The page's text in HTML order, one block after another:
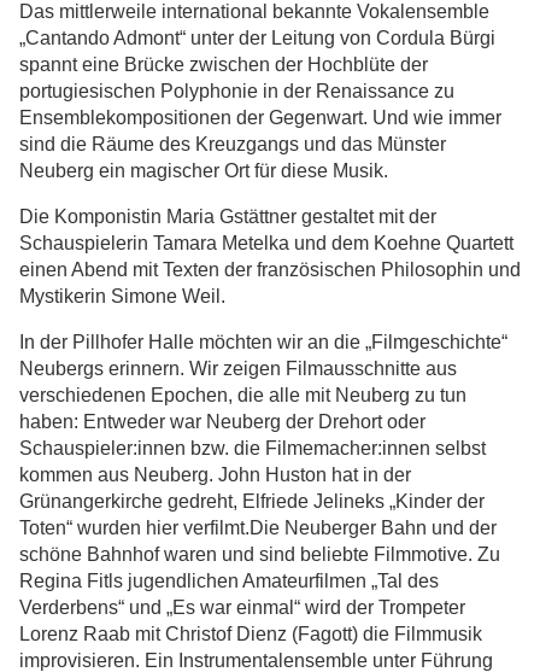
Das mittlerweile international bekannte Vokalensemble
„Cantando Admont“ unter der Leitung von Cordula Bürgi
spannt eine Brücke zwischen der Hochblüte der
portugiesischen Polyphonie in der Renaissance zu
Ensemblekompositionen der Gegenwart. Und wie immer
sind die Räume des Kreuzgangs und das Münster
Neuberg ein magischer Ort für diese Musik.
Die Komponistin Maria Gstättner gestaltet mit der
Schauspielerin Tamara Metelka und dem Koehne Quartett
einen Abend mit Texten der französischen Philosophin und
Mystikerin Simone Weil.
In der Pillhofer Halle möchten wir an die „Filmgeschichte“
Neubergs erinnern. Wir zeigen Filmausschnitte aus
verschiedenen Epochen, die alle mit Neuberg zu tun
haben: Entweder war Neuberg der Drehort oder
Schauspieler:innen bzw. die Filmemacher:innen selbst
kommen aus Neuberg. John Huston hat in der
Grünangerkirche gedreht, Elfriede Jelineks „Kinder der
Toten“ wurden hier verfilmt.Die Neuberger Bahn und der
schöne Bahnhof waren und sind beliebte Filmmotive. Zu
Regina Fitls jugendlichen Amateurfilmen „Tal des
Verderbens“ und „Es war einmal“ wird der Trompeter
Lorenz Raab mit Christof Dienz (Fagott) die Filmmusik
improvisieren. Ein Instrumentalensemble unter Führung